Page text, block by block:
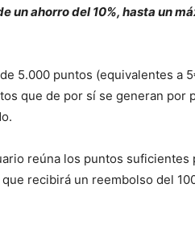
un ahorro del 10%, hasta un
5.000 puntos (equivalentes a
que de por sí se generan por
reúna los puntos suficientes
recibirá un reembolso del